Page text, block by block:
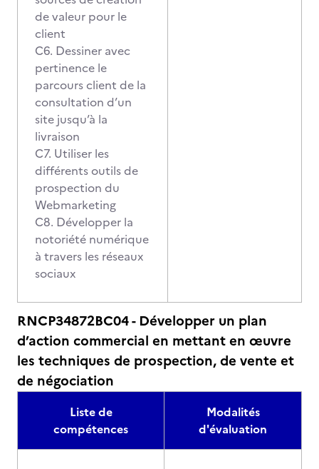
de valeur pour le
client
C6. Dessiner avec
pertinence le
parcours client de la
consultation d’un
site jusqu’à la
livraison
C7. Utiliser les
différents outils de
prospection du
Webmarketing
C8. Développer la
notoriété numérique
à travers les réseaux
sociaux
RNCP34872BC04 - Développer un plan
d’action commercial en mettant en œuvre
les techniques de prospection, de vente et
de négociation
Liste de
compétences
Modalités
d'évaluation